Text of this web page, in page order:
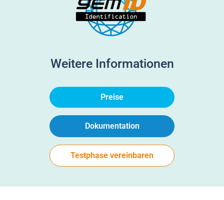
Weitere Informationen
Preise
Dokumentation
Testphase vereinbaren